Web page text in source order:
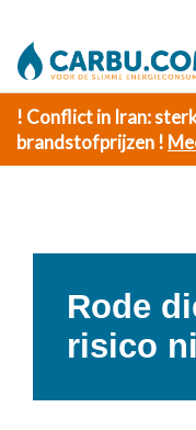
! Conflict in Iran:
brandstofprijzen !
Rode
risico